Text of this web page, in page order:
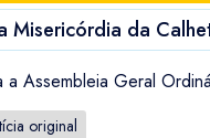
Misericórdia da
a Assembleia Geral
original